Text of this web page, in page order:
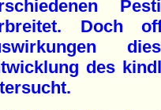
Doch
des